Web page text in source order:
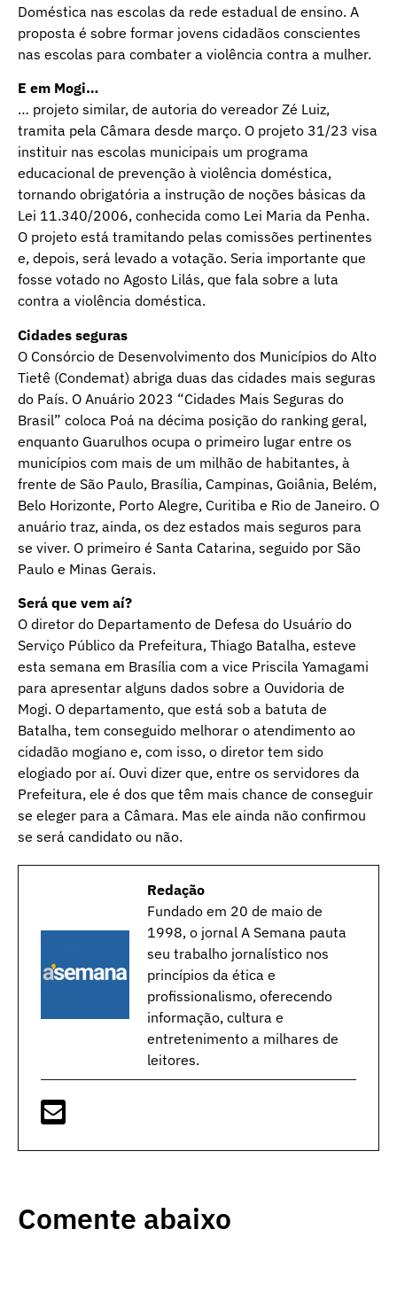
Doméstica nas escolas da rede estadual de ensino. A
proposta é sobre formar jovens cidadãos conscientes
nas escolas para combater a violência contra a mulher.
E em Mogi…
… projeto similar, de autoria do vereador Zé Luiz,
tramita pela Câmara desde março. O projeto 31/23 visa
instituir nas escolas municipais um programa
educacional de prevenção à violência doméstica,
tornando obrigatória a instrução de noções básicas da
Lei 11.340/2006, conhecida como Lei Maria da Penha.
O projeto está tramitando pelas comissões pertinentes
e, depois, será levado a votação. Seria importante que
fosse votado no Agosto Lilás, que fala sobre a luta
contra a violência doméstica.
Cidades seguras
O Consórcio de Desenvolvimento dos Municípios do Alto
Tietê (Condemat) abriga duas das cidades mais seguras
do País. O Anuário 2023 “Cidades Mais Seguras do
Brasil” coloca Poá na décima posição do ranking geral,
enquanto Guarulhos ocupa o primeiro lugar entre os
municípios com mais de um milhão de habitantes, à
frente de São Paulo, Brasília, Campinas, Goiânia, Belém,
Belo Horizonte, Porto Alegre, Curitiba e Rio de Janeiro. O
anuário traz, ainda, os dez estados mais seguros para
se viver. O primeiro é Santa Catarina, seguido por São
Paulo e Minas Gerais.
Será que vem aí?
O diretor do Departamento de Defesa do Usuário do
Serviço Público da Prefeitura, Thiago Batalha, esteve
esta semana em Brasília com a vice Priscila Yamagami
para apresentar alguns dados sobre a Ouvidoria de
Mogi. O departamento, que está sob a batuta de
Batalha, tem conseguido melhorar o atendimento ao
cidadão mogiano e, com isso, o diretor tem sido
elogiado por aí. Ouvi dizer que, entre os servidores da
Prefeitura, ele é dos que têm mais chance de conseguir
se eleger para a Câmara. Mas ele ainda não confirmou
se será candidato ou não.
Redação
Fundado em 20 de maio de
1998, o jornal A Semana pauta
seu trabalho jornalístico nos
princípios da ética e
profissionalismo, oferecendo
informação, cultura e
entretenimento a milhares de
leitores.
Comente abaixo